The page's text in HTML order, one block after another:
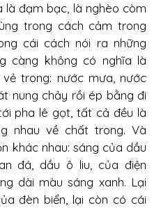
là đạm bạc, là nghèo còm
trong cách cảm trong
cái cách nói ra những
càng không có nghĩa là
trong: nước mưa, nước
nung chảy rồi ép bằng đi
pha lê gọt, tất cả đều là
nhau về chất trong. Và
khác nhau: sáng của dầu
đá, dầu ô liu, của điện
dài màu sáng xanh. Lại
đèn biển, lại còn có cái